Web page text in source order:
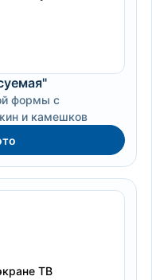
формы с
и камешков